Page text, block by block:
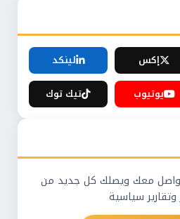
إكس
لينكد
يوتيوب تيك توك
معك ويصلك كل جديد من
وتقارير سياسية